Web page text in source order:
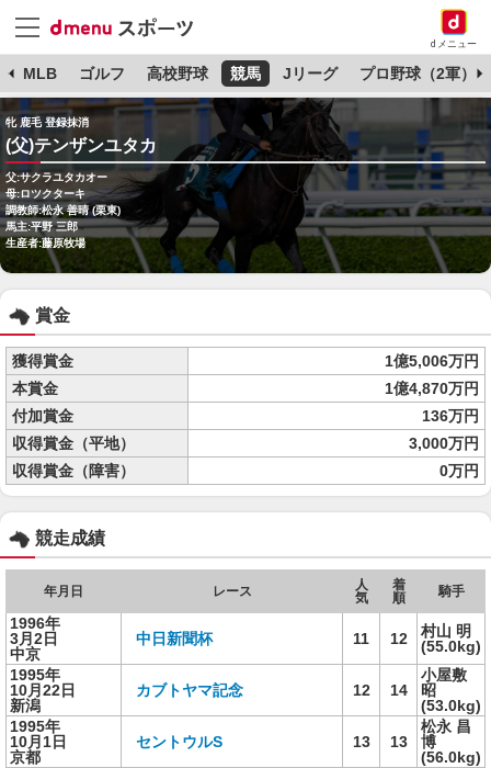
dメニュー
MLB ゴルフ 高校野球 競馬 Jリーグ プロ野球（2軍）
牝 鹿毛 登録抹消
(父)テンザンユタカ
父:サクラユタカオー
母:ロツクターキ
調教師:松永 善晴 (栗東)
馬主:平野 三郎
生産者:藤原牧場
賞金
獲得賞金
1億5,006万円
本賞金
1億4,870万円
付加賞金
136万円
収得賞金（平地）
3,000万円
収得賞金（障害）
0万円
競走成績
年月日 レース
人
気
着
順
騎手
1996年
3月2日
中京
中日新聞杯 11 12
村山 明
(55.0kg)
1995年
10月22日
新潟
カブトヤマ記念 12 14
小屋敷
昭
(53.0kg)
1995年
10月1日
京都
セントウルS 13 13
松永 昌
博
(56.0kg)